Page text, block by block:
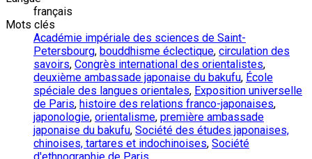
français
Mots clés
Académie impériale des sciences de Saint-
Petersbourg, bouddhisme éclectique, circulation des
savoirs, Congrès international des orientalistes,
deuxième ambassade japonaise du bakufu, École
spéciale des langues orientales, Exposition universelle
de Paris, histoire des relations franco-japonaises,
japonologie, orientalisme, première ambassade
japonaise du bakufu, Société des études japonaises,
chinoises, tartares et indochinoises, Société
d'ethnographie de Paris